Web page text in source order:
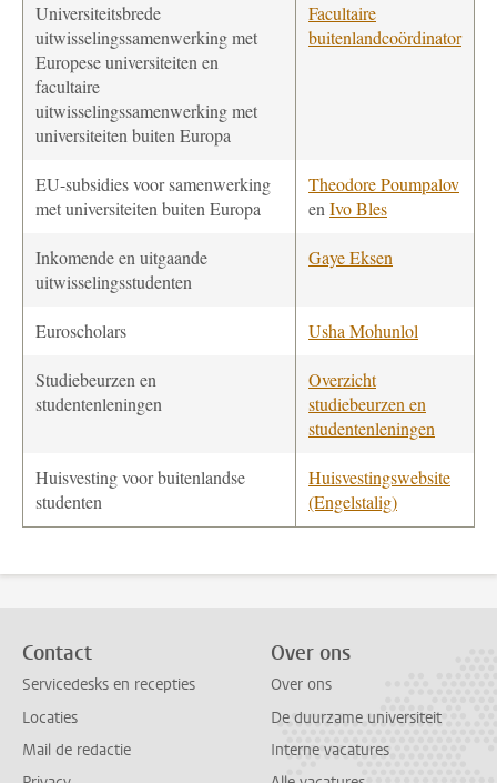
Universiteitsbrede
uitwisselingssamenwerking met
Europese universiteiten en
facultaire
uitwisselingssamenwerking met
universiteiten buiten Europa
Facultaire
buitenlandcoördinator
EU-subsidies voor samenwerking
met universiteiten buiten Europa
Theodore Poumpalov
en Ivo Bles
Inkomende en uitgaande
uitwisselingsstudenten
Gaye Eksen
Euroscholars Usha Mohunlol
Studiebeurzen en
studentenleningen
Overzicht
studiebeurzen en
studentenleningen
Huisvesting voor buitenlandse
studenten
Huisvestingswebsite
(Engelstalig)
Contact
Servicedesks en recepties
Locaties
Mail de redactie
Over ons
Over ons
De duurzame universiteit
Interne vacatures